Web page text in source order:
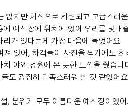
않지만 체적으로 세련되고 고급스러
에 예식장에 위치에 있어 우리를 빛내
리가 있다는게 가장 마음에 들었어요
있어, 하객들이 사진을 찍기에도 최
야외 정원에 온 듯한 느낌을 줬습니
도 굉장히 만족스러워 할 것 같았어
, 분위기 모두 아름다운 예식장이였